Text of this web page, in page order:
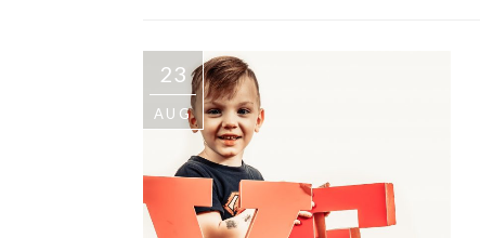
23
AUG